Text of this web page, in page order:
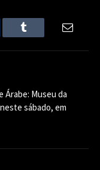
Tumblr Email
Árabe: Museu da
sábado, em